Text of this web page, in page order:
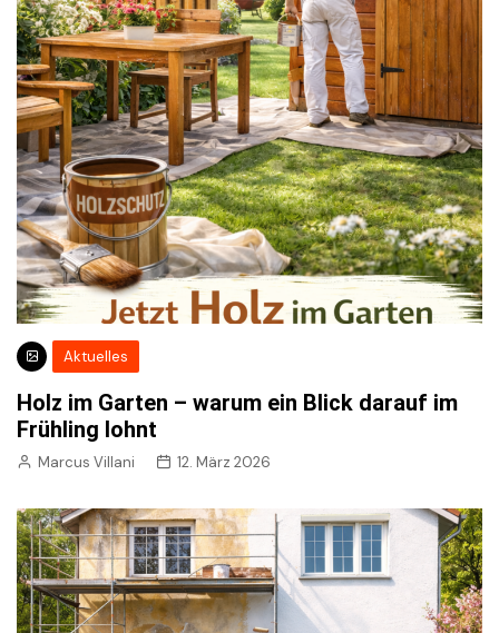
Aktuelles
Holz im Garten – warum ein Blick darauf im
Frühling lohnt
Marcus Villani 12. März 2026